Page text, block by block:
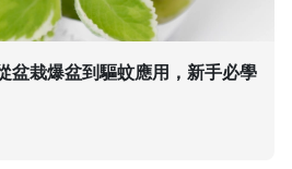
盆栽爆盆到驅蚊應用，新手必學